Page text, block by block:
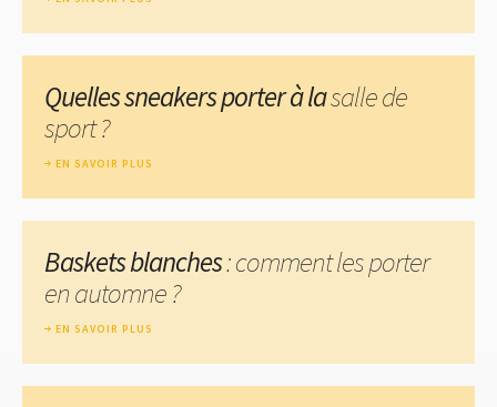
Quelles sneakers porter à lasalle de
sport ?
EN SAVOIR PLUS
Baskets blanches: comment les porter
en automne ?
EN SAVOIR PLUS